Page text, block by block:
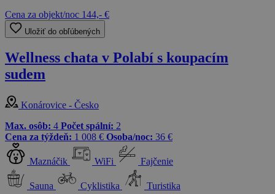
Cena za objekt/noc 144,- €
Uložiť do obľúbených
Wellness chata v Polabí s koupacím
sudem
Konárovice - Česko
Max. osôb: 4 Počet spální: 2
Cena za týždeň: 1 008 € Osoba/noc: 36 €
Maznáčik WiFi Fajčenie
Sauna Cyklistika Turistika